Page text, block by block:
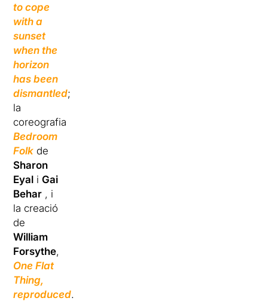
to cope
with a
sunset
when the
horizon
has been
dismantled;
la
coreografia
Bedroom
Folk de
Sharon
Eyal iGai
Behar , i
la creació
de
William
Forsythe,
One Flat
Thing,
reproduced.